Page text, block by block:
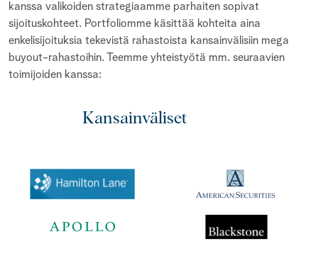
kanssa valikoiden strategiaamme parhaiten sopivat
sijoituskohteet. Portfoliomme käsittää kohteita aina
enkelisijoituksia tekevistä rahastoista kansainvälisiin mega
buyout-rahastoihin. Teemme yhteistyötä mm. seuraavien
toimijoiden kanssa:
Kansainväliset